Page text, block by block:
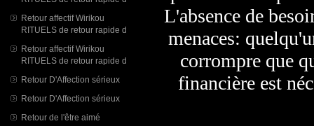
Retour affectif Wirikou
RITUELS de retour rapide d
Retour affectif Wirikou
RITUELS de retour rapide d
Retour D'Affection sérieux
Retour D'Affection sérieux
Retour de l'être aimé
L'absence de
menaces:
corrompre que
financière est